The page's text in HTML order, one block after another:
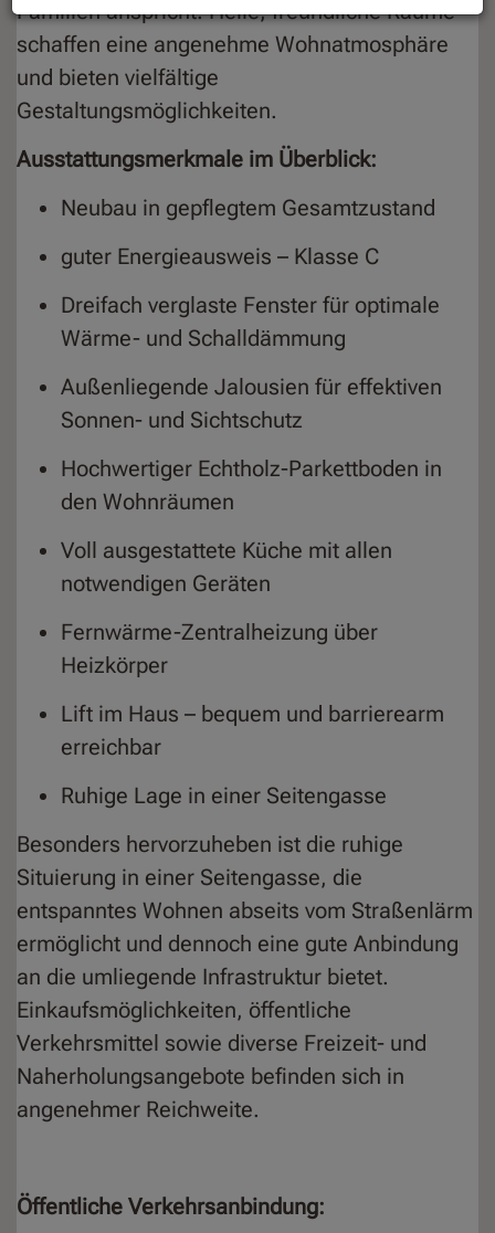
Familien anspricht. Helle, freundliche Räume
schaffen eine angenehme Wohnatmosphäre
und bieten vielfältige
Gestaltungsmöglichkeiten.
Ausstattungsmerkmale im Überblick:
Neubau in gepflegtem Gesamtzustand
guter Energieausweis – Klasse C
Dreifach verglaste Fenster für optimale
Wärme- und Schalldämmung
Außenliegende Jalousien für effektiven
Sonnen- und Sichtschutz
Hochwertiger Echtholz-Parkettboden in
den Wohnräumen
Voll ausgestattete Küche mit allen
notwendigen Geräten
Fernwärme-Zentralheizung über
Heizkörper
Lift im Haus – bequem und barrierearm
erreichbar
Ruhige Lage in einer Seitengasse
Besonders hervorzuheben ist die ruhige
Situierung in einer Seitengasse, die
entspanntes Wohnen abseits vom Straßenlärm
ermöglicht und dennoch eine gute Anbindung
an die umliegende Infrastruktur bietet.
Einkaufsmöglichkeiten, öffentliche
Verkehrsmittel sowie diverse Freizeit- und
Naherholungsangebote befinden sich in
angenehmer Reichweite.
Öffentliche Verkehrsanbindung: